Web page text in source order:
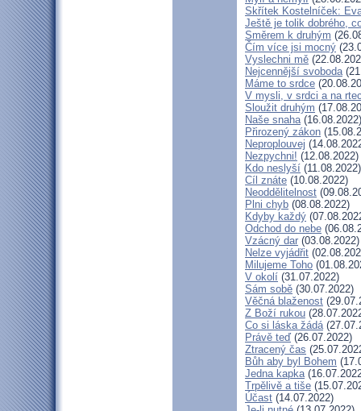
Skřítek Kostelníček:
Ještě je tolik dobrého,
Směrem k druhým
Čím více jsi mocný
Vyslechni mě
Nejcennější svoboda
Máme to srdce
V mysli, v srdci a na
Sloužit druhým
Naše snaha(16.08.2022)
Přirozený zákon
Neproplouvej
Nezpychni! (12.08.2022)
Kdo neslyší (11.08.2022)
Cíl znáte (10.08.2022)
Neoddělitelnost
Plni chyb (08.08.2022)
Kdyby každý
Odchod do nebe
Vzácný dar (03.08.2022)
Nelze vyjádřit
Milujeme Toho
V okolí (31.07.2022)
Sám sobě (30.07.2022)
Věčná blaženost
Z Boží rukou
Co si láska žádá
Právě teď (26.07.2022)
Ztracený čas
Bůh aby byl Bohem
Jedna kapka
Trpělivě a tiše
Účast (14.07.2022)